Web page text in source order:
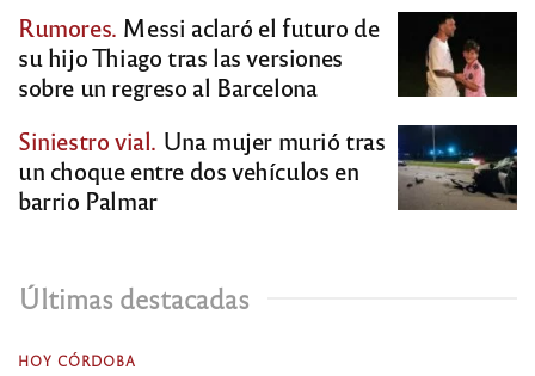
Rumores. Messi aclaró el futuro de
su hijo Thiago tras las versiones
sobre un regreso al Barcelona
Siniestro vial. Una mujer murió tras
un choque entre dos vehículos en
barrio Palmar
Últimas destacadas
HOY CÓRDOBA